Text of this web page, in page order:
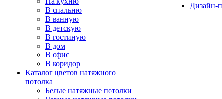
В спальню
В ванную
В детскую
В гостиную
В дом
В офис
В коридор
Каталог цветов натяжного
потолка
Белые натяжные потолки
Дизайн-